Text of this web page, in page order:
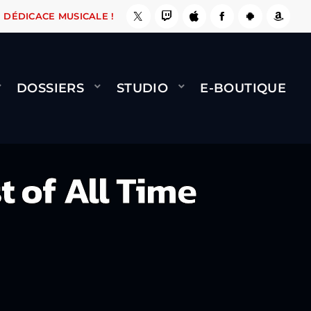
ÇA LE FAIT ! NAMI BERNARD MINET -
DÉDICACE MUSICALE !
DOSSIERS STUDIO E-BOUTIQUE
of All Time